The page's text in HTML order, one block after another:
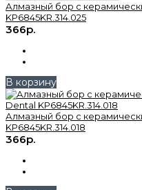
Алмазный бор с
KP6845KR.314.025
366р.
В корзину
Алмазный бор с
KP6845KR.314.018
366р.